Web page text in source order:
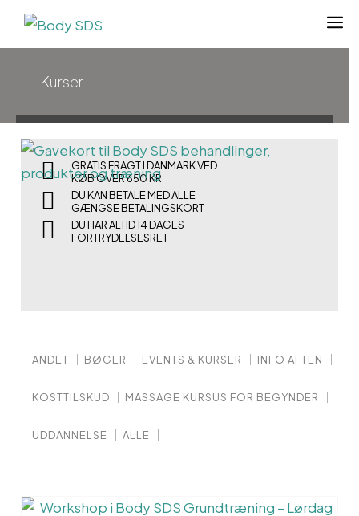
Hop
Kurser
GRATIS FRAGT I DANMARK VED
KØB OVER 650 KR
DU KAN BETALE MED ALLE
GÆNGSE BETALINGSKORT
DU HAR ALTID 14 DAGES
FORTRYDELSESRET
ANDET BØGER EVENTS & KURSER INFO AFTEN
KOSTTILSKUD MASSAGE KURSUS FOR BEGYNDER
UDDANNELSE ALLE